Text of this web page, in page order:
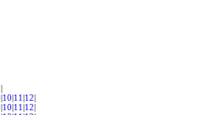
|
|10|11|12|
|10|11|12|